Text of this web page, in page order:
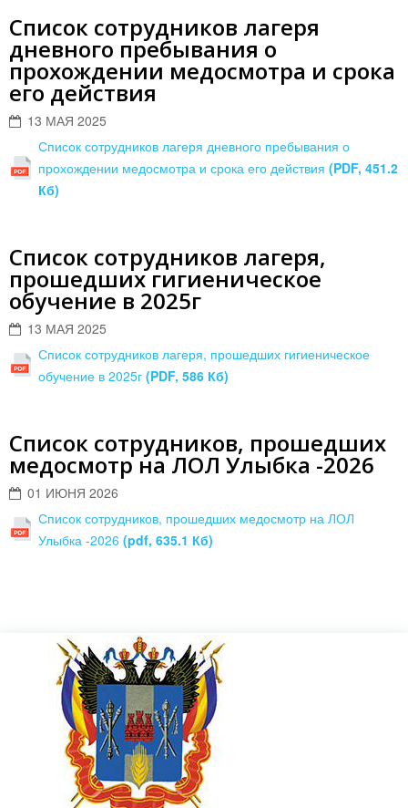
Список сотрудников лагеря
дневного пребывания о
прохождении медосмотра и срока
его действия
13 МАЯ 2025
Список сотрудников лагеря дневного пребывания о
прохождении медосмотра и срока его действия (PDF, 451.2
Кб)
Список сотрудников лагеря,
прошедших гигиеническое
обучение в 2025г
13 МАЯ 2025
Список сотрудников лагеря, прошедших гигиеническое
обучение в 2025г (PDF, 586 Кб)
Список сотрудников, прошедших
медосмотр на ЛОЛ Улыбка -2026
01 ИЮНЯ 2026
Список сотрудников, прошедших медосмотр на ЛОЛ
Улыбка -2026 (pdf, 635.1 Кб)